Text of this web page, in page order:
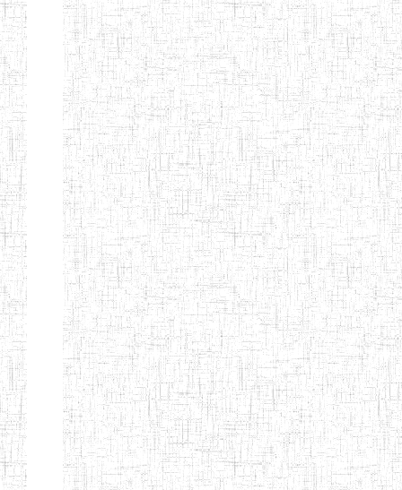
SAINT
ANDREW'S BTTC
28/12/2007 ENIEG
MODEL
INCLUSIVE
BILINGUAL
TEACHER
TRAINING
INSTITUTE
08/09/2015 ENIEG
CEFED/SPED/TTI
SANTA
17/11/2008 ENIEG
PTTC MBENGWI 06/08/1990 ENIEG
FULL GOSPEL
BTTC MBENGWI
02/10/1998 ENIEG
BAPTIST
08/08/1983 ENIEG